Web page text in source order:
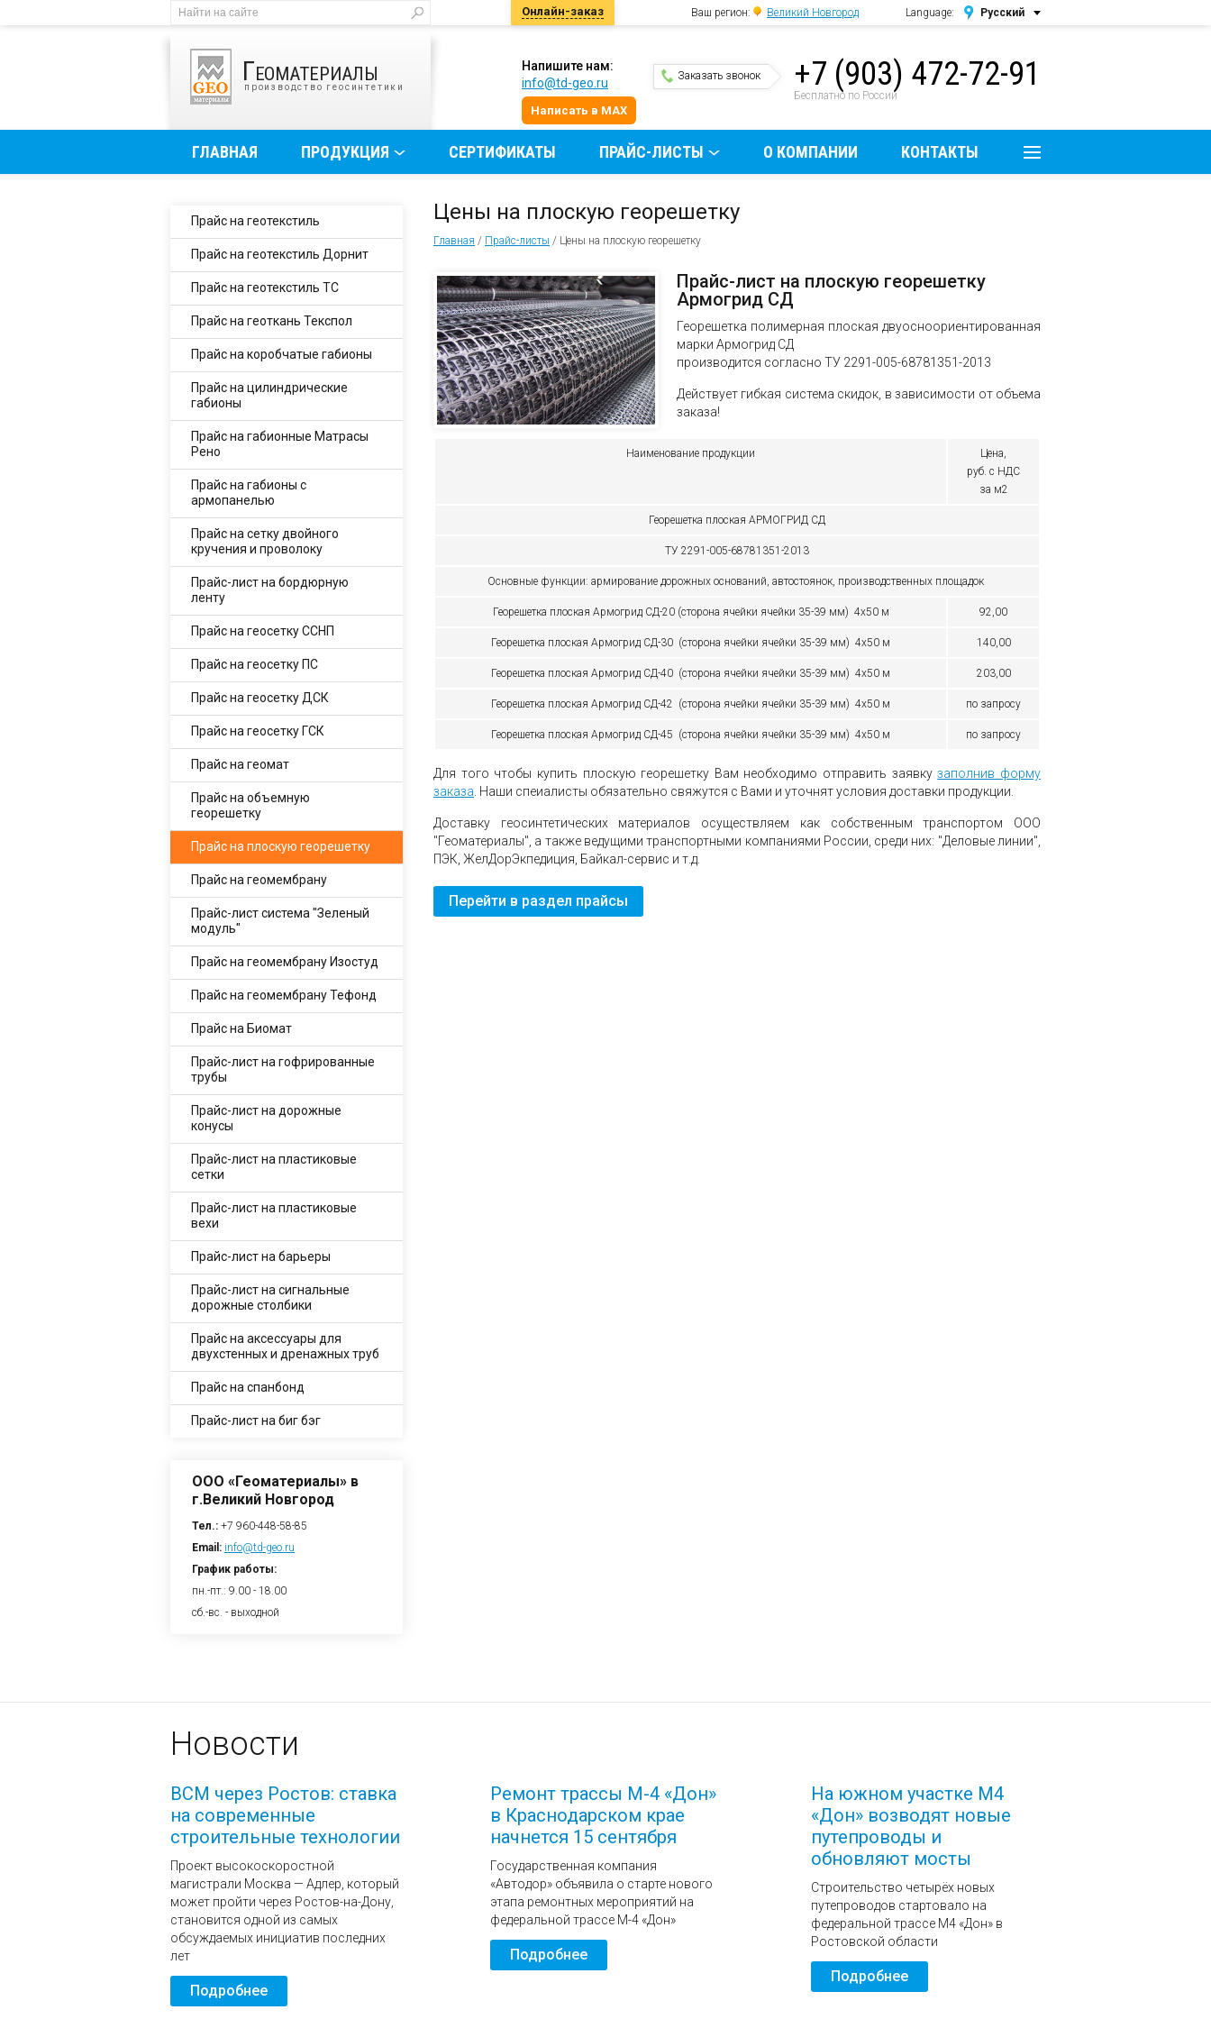
Онлайн-заказ Ваш регион: Великий Новгород Language: Русский
English
+7 (903) 472-72-91
Бесплатно по России
Заказать звонок
Напишите нам:
info@td-geo.ru
Написать в MAX
Геоматериалы
производство геосинтетики
ГЛАВНАЯ ПРОДУКЦИЯ СЕРТИФИКАТЫ ПРАЙС-ЛИСТЫ О КОМПАНИИ КОНТАКТЫ
Цены на плоскую георешетку
Главная / Прайс-листы / Цены на плоскую георешетку
Прайс-лист на плоскую георешетку
Армогрид СД
Георешетка полимерная плоская двуосноориентированная
марки Армогрид СД
производится согласно ТУ 2291-005-68781351-2013
Действует гибкая система скидок, в зависимости от объема
заказа!
Наименование продукции
Цена,
руб. с НДС
за м2
Георешетка плоская АРМОГРИД СД
ТУ 2291-005-68781351-2013
Основные функции: армирование дорожных оснований, автостоянок, производственных площадок
Георешетка плоская Армогрид СД-20(сторона ячейки ячейки 35-39 мм) 4х50 м 92,00
Георешетка плоская Армогрид СД-30 (сторона ячейки ячейки 35-39 мм) 4х50 м 140,00
Георешетка плоская Армогрид СД-40 (сторона ячейки ячейки 35-39 мм) 4х50 м 203,00
Георешетка плоская Армогрид СД-42 (сторона ячейки ячейки 35-39 мм) 4х50 м по запросу
Георешетка плоская Армогрид СД-45 (сторона ячейки ячейки 35-39 мм) 4х50 м по запросу
Для того чтобы купить плоскую георешетку Вам необходимо отправить заявкузаполнив форму
заказа . Наши спеиалисты обязательно свяжутся с Вами и уточнят условия доставки продукции.
Доставку геосинтетических материалов осуществляем как собственным транспортом ООО
"Геоматериалы", а также ведущими транспортными компаниями России, среди них: "Деловые линии",
ПЭК, ЖелДорЭкпедиция, Байкал-сервис и т.д.
Перейти в раздел прайсы
Прайс на геотекстиль
Прайс на геотекстиль Дорнит
Прайс на геотекстиль ТС
Прайс на геоткань Текспол
Прайс на коробчатые габионы
Прайс на цилиндрические
габионы
Прайс на габионные Матрасы
Рено
Прайс на габионы с
армопанелью
Прайс на сетку двойного
кручения и проволоку
Прайс-лист на бордюрную
ленту
Прайс на геосетку ССНП
Прайс на геосетку ПС
Прайс на геосетку ДСК
Прайс на геосетку ГСК
Прайс на геомат
Прайс на объемную
георешетку
Прайс на плоскую георешетку
Прайс на геомембрану
Прайс-лист система "Зеленый
модуль"
Прайс на геомембрану Изостуд
Прайс на геомембрану Тефонд
Прайс на Биомат
Прайс-лист на гофрированные
трубы
Прайс-лист на дорожные
конусы
Прайс-лист на пластиковые
сетки
Прайс-лист на пластиковые
вехи
Прайс-лист на барьеры
Прайс-лист на сигнальные
дорожные столбики
Прайс на аксессуары для
двухстенных и дренажных труб
Прайс на спанбонд
Прайс-лист на биг бэг
ООО «Геоматериалы» в
г.Великий Новгород
Тел.: +7 960-448-58-85
Email: info@td-geo.ru
График работы:
пн.-пт.: 9.00 - 18.00
сб.-вс. - выходной
Новости
ВСМ через Ростов: ставка
на современные
строительные технологии
Проект высокоскоростной
магистрали Москва — Адлер, который
может пройти через Ростов-на-Дону,
становится одной из самых
обсуждаемых инициатив последних
лет
Подробнее
Ремонт трассы М-4 «Дон»
в Краснодарском крае
начнется 15 сентября
Государственная компания
«Автодор» объявила о старте нового
этапа ремонтных мероприятий на
федеральной трассе М-4 «Дон»
Подробнее
На южном участке М4
«Дон» возводят новые
путепроводы и
обновляют мосты
Строительство четырёх новых
путепроводов стартовало на
федеральной трассе М4 «Дон» в
Ростовской области
Подробнее